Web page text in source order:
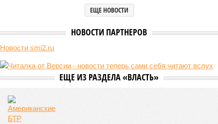
ЕЩЕ НОВОСТИ
НОВОСТИ ПАРТНЕРОВ
Новости smi2.ru
ЕЩЕ ИЗ РАЗДЕЛА «ВЛАСТЬ»